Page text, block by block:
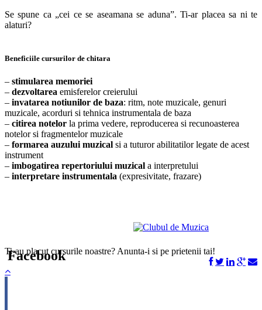
Se spune ca „cei ce se aseamana se aduna”. Ti-ar placea sa ni te
alaturi?
Beneficiile cursurilor de chitara
– stimularea memoriei
– dezvoltarea emisferelor creierului
– invatarea notiunilor de baza: ritm, note muzicale, genuri
muzicale, acorduri si tehnica instrumentala de baza
– citirea notelor la prima vedere, reproducerea si recunoasterea
notelor si fragmentelor muzicale
– formarea auzului muzical si a tuturor abilitatilor legate de acest
instrument
– imbogatirea repertoriului muzical a interpretului
– interpretare instrumentala (expresivitate, frazare)
Ti-au placut cursurile noastre? Anunta-i si pe prietenii tai!
Facebook